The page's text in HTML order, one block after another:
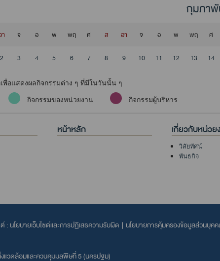
กุมภาพั
า จ อ พ พฤ ศ ส อา จ อ พ พฤ ศ
2 3 4 5 6 7 8 9 10 11 12 13 14
พื่อแสดงผลกิจกรรมต่าง ๆ ที่มีในวันนั้น ๆ
กิจกรรมของหน่วยงาน กิจกรรมผู้บริหาร
หน้าหลัก เกี่ยวกับหน่วย
วิสัยทัศน์
พันธกิจ
: นโยบายเว็บไซต์และการปฏิเสธความรับผิด | นโยบายการคุ้มครองข้อมูลส่วนบุค
แวดล้อมและควบคุมมลพิษที่ 5 (นครปฐม)